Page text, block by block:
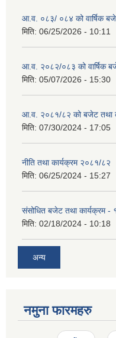
आ.व. ०८३/ ०८४ को वार्षिक
मिति: 06/25/2026 - 10:11
आ.व. २०८२/०८३ को वार्षिक
मिति: 05/07/2026 - 15:30
आ.व. २०८१/८२ को बजेट तथा
मिति: 07/30/2024 - 17:05
नीति तथा कार्यक्रम २०८१/८२
मिति: 06/25/2024 - 15:27
संसोधित बजेट तथा कार्यक्रम
मिति: 02/18/2024 - 10:18
अन्य
नमुना फारमहरु